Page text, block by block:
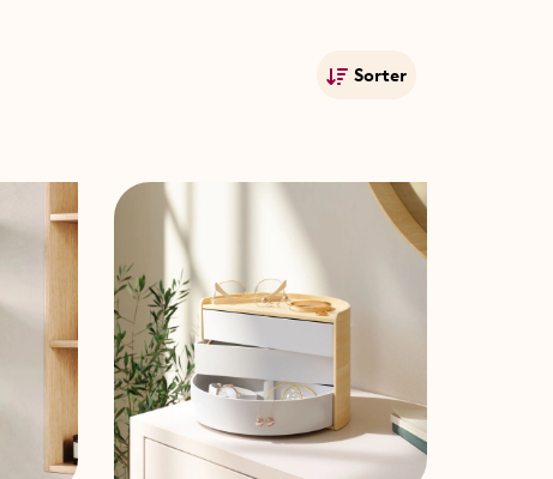
Sorter
Navn Ø-A
Publiceringsdato